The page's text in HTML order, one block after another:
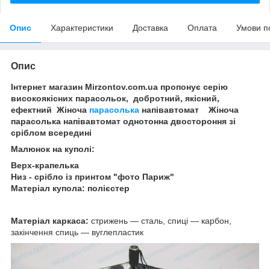
Опис Характеристики Доставка Оплата Умови
Опис
Інтернет магазин Mirzontov.com.ua пропонує серію
високоякісних парасольок, добротний, якісний,
ефектний Жіноча парасолька напівавтомат Жіноча
парасолька напівавтомат однотонна двостороння зі
сріблом всередині
Малюнок на куполі:
Верх-крапелька
Низ - срібло із принтом "фото Париж"
Матеріал купола: полієстер
Матеріал каркаса: стрижень — сталь, спиці — карбон,
закінчення спиць — вуглепластик